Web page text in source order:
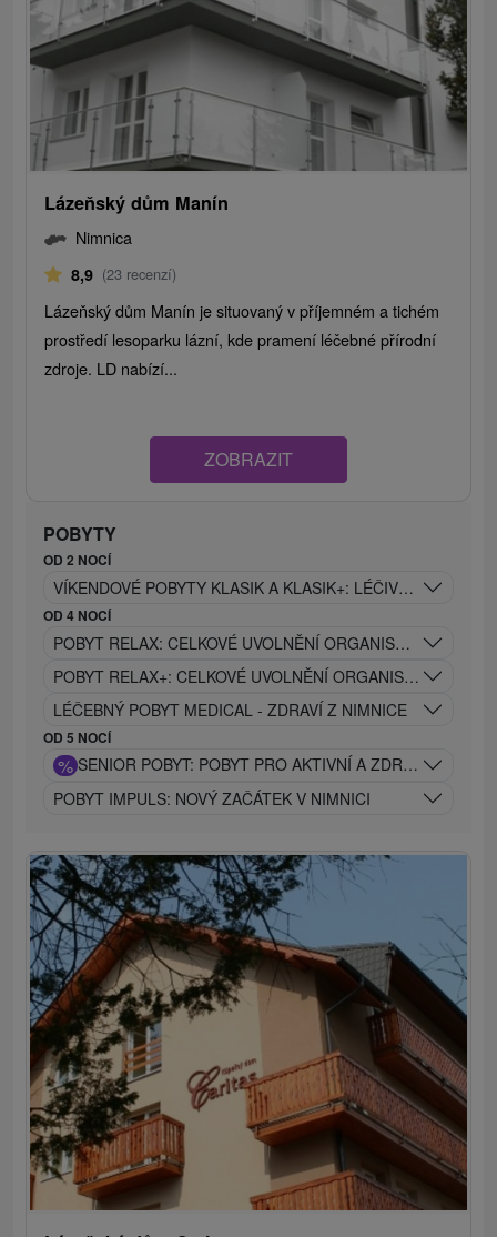
Lázeňský dům Manín
Nimnica
8,9 (23 recenzí)
Lázeňský dům Manín je situovaný v příjemném a tichém
prostředí lesoparku lázní, kde pramení léčebné přírodní
zdroje. LD nabízí...
ZOBRAZIT
POBYTY
OD 2 NOCÍ
VÍKENDOVÉ POBYTY KLASIK A KLASIK+: LÉČIVÁ SÍLA
OD 4 NOCÍ
POBYT RELAX: CELKOVÉ UVOLNĚNÍ ORGANISMU A
POBYT RELAX+: CELKOVÉ UVOLNĚNÍ ORGANISMU S
LÉČEBNÝ POBYT MEDICAL - ZDRAVÍ Z NIMNICE
OD 5 NOCÍ
% SENIOR POBYT: POBYT PRO AKTIVNÍ A ZDRAVÝ VĚK
POBYT IMPULS: NOVÝ ZAČÁTEK V NIMNICI